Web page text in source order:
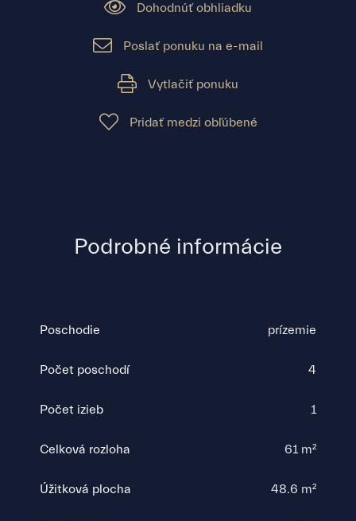
Dohodnúť obhliadku
Poslať ponuku na e-mail
Vytlačiť ponuku
Pridať medzi obľúbené
Podrobné informácie
Poschodie prízemie
Počet poschodí 4
Počet izieb 1
Celková rozloha 61 m²
Úžitková plocha 48.6 m²